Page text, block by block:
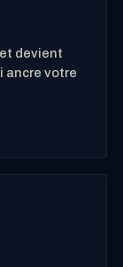
devient
ancre votre